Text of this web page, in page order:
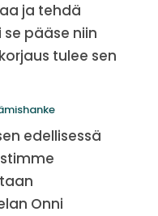
ja tehdä
pääse niin
tulee sen
edellisessä
Onni